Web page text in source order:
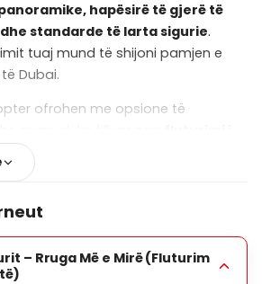
hapësirë të gjerë të
standarde të larta sigurie.
tuaj mund të shijoni pamjen e
Dubai.
ofrohen me opsione të
deri në
zgjidhni turin që i përshtatet
së qytetit dhe peizazheve
përvojë të vetme.
ofron paketa të
– Rruga Më e Mirë (Fluturim